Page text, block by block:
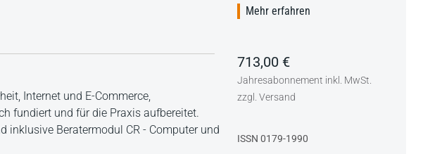
Internet und E-Commerce,
fundiert und für die Praxis aufbereitet.
inklusive Beratermodul CR - Computer und
Mehr erfahren
713,00 €
Jahresabonnement inkl. MwSt.
zzgl. Versand
ISSN 0179-1990